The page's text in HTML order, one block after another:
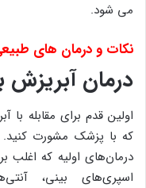
می شود.
نکات و درمان های
درمان آبریزش
اولین قدم برای مقابله
که با پزشک مشورت کنید.
درمان‌های اولیه که اغلب
اسپری‌های بینی،